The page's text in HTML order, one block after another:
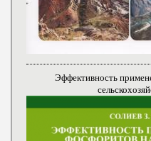
Эффективность